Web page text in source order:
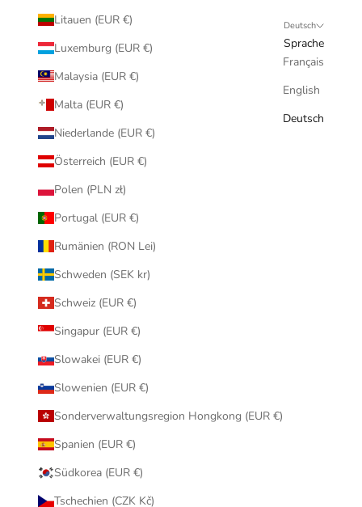
Litauen (EUR €)
Luxemburg (EUR €)
Malaysia (EUR €)
Malta (EUR €)
Niederlande (EUR €)
Österreich (EUR €)
Polen (PLN zł)
Portugal (EUR €)
Rumänien (RON Lei)
Schweden (SEK kr)
Schweiz (EUR €)
Singapur (EUR €)
Slowakei (EUR €)
Slowenien (EUR €)
Sonderverwaltungsregion Hongkong (EUR €)
Spanien (EUR €)
Südkorea (EUR €)
Tschechien (CZK Kč)
Deutsch
Sprache
Français
English
Deutsch